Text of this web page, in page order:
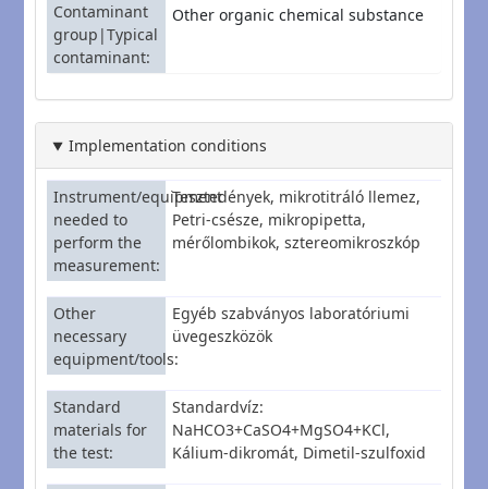
Contaminant
group|Typical
contaminant
Other organic chemical substance
Implementation conditions
Instrument/equipment
needed to
perform the
measurement
Tesztedények, mikrotitráló llemez,
Petri-csésze, mikropipetta,
mérőlombikok, sztereomikroszkóp
Other
necessary
equipment/tools
Egyéb szabványos laboratóriumi
üvegeszközök
Standard
materials for
the test
Standardvíz:
NaHCO3+CaSO4+MgSO4+KCl,
Kálium-dikromát, Dimetil-szulfoxid